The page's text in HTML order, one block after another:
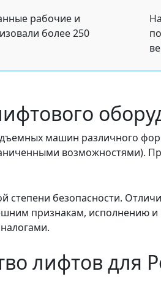
рабочие и
более 250
машин различного
возможностями).
безопасности.
признакам,
лифтов для